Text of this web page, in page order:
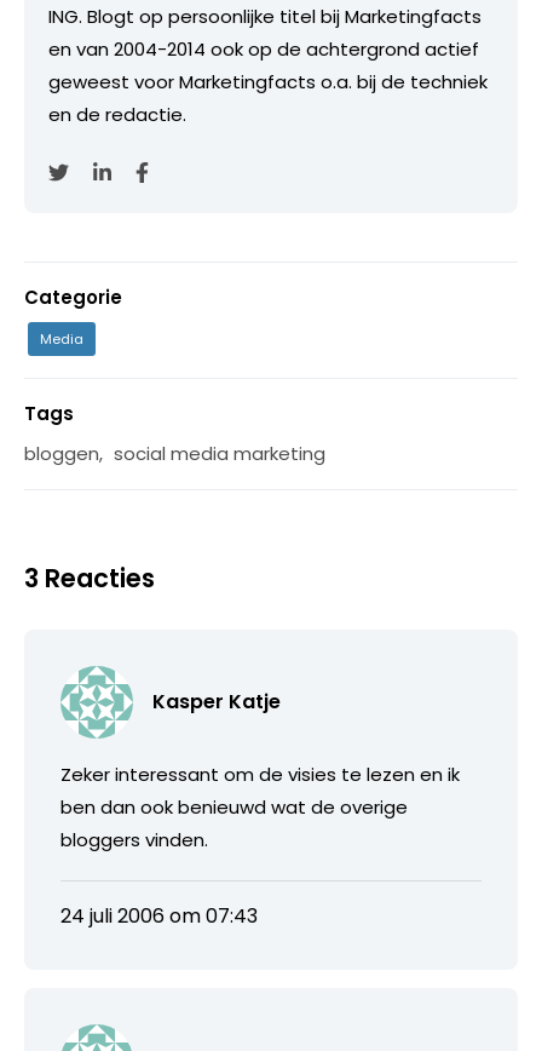
ING. Blogt op persoonlijke titel bij Marketingfacts
en van 2004-2014 ook op de achtergrond actief
geweest voor Marketingfacts o.a. bij de techniek
en de redactie.
Categorie
Media
Tags
bloggen, social media marketing
3 Reacties
Kasper Katje
Zeker interessant om de visies te lezen en ik
ben dan ook benieuwd wat de overige
bloggers vinden.
24 juli 2006 om 07:43